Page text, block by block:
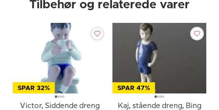
Tilbehør og relaterede varer
SPAR 32%
Victor, Siddende dreng
SPAR 47%
Kaj, stående dreng, Bing